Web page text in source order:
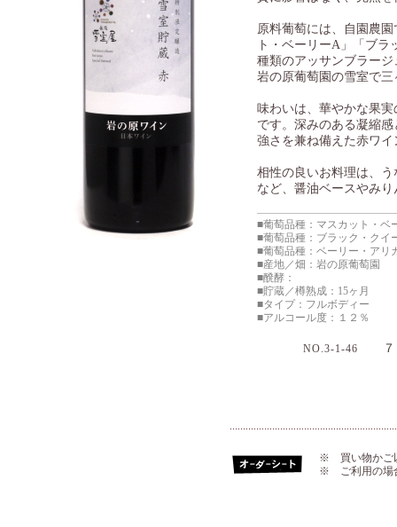
原料葡萄には、自園農
ト・ベーリーA」「ブ
種類のアッサンブラー
岩の原葡萄園の雪室で
味わいは、華やかな果
です。深みのある凝縮
強さを兼ね備えた赤ワイ
相性の良いお料理は、
など、醤油ベースやみ
■葡萄品種：マスカット・ベ
■葡萄品種：ブラック・クイ
■葡萄品種：ベーリー・アリ
■産地／畑：岩の原葡萄園
■醗酵：
■貯蔵／樽熟成：15ヶ月
■タイプ：フルボディー
■アルコール度：１２％
NO.3-1-46 ７
※ 買い物かご
※ ご利用の場